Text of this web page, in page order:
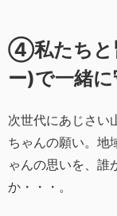
④私たちと
ー)で一緒に
次世代にあじさい
ちゃんの願い。地
ゃんの思いを、誰
か・・・。